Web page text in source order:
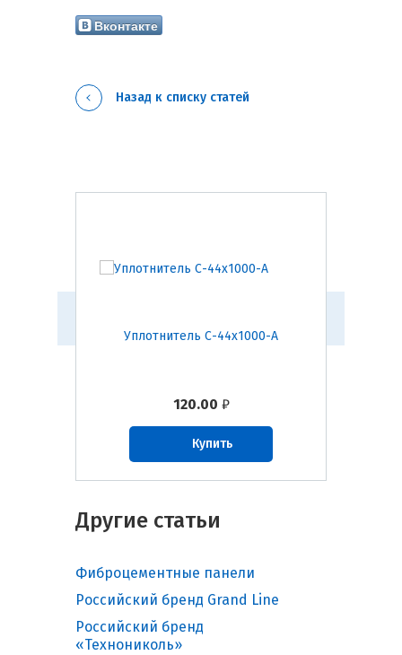
Назад к списку статей
Вконтакте
120.00 ₽
Уплотнитель С-44х1000-А
Купить
Другие статьи
Фиброцементные панели
Российский бренд Grand Line
Российский бренд
«Технониколь»